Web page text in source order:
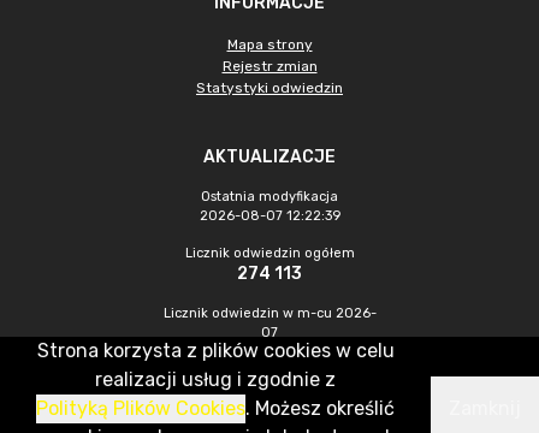
Mapa strony
Rejestr zmian
Statystyki odwiedzin
AKTUALIZACJE
Ostatnia modyfikacja
2026-08-07 12:22:39
Licznik odwiedzin ogółem
274 113
Licznik odwiedzin w m-cu 2026-
07
902
CMS & Hosting: Nefeni Sp. z o.o.
Strona korzysta z plików cookies w celu
realizacji usług i zgodnie z
Polityką Plików Cookies. Możesz określić